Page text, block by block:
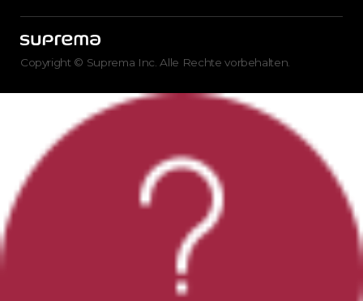
Copyright © Suprema Inc. Alle Rechte vorbehalten.